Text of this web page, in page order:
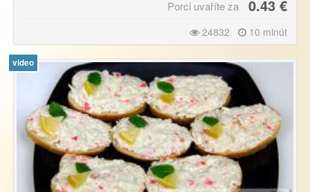
Porci uvaříte za 0.43 €
24832 10 minút
video